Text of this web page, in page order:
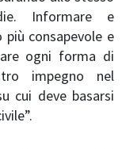
Informare e
consapevole e
ogni forma di
impegno nel
cui deve basarsi